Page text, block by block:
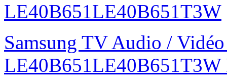
LE40B651LE40B651T3W
Samsung TV Audio /
LE40B651LE40B651T3W